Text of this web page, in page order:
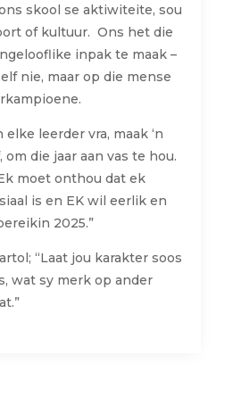
skool se aktiwiteite, sou
of kultuur. Ons het die
inpak te maak–
nie, maar op die mense
elke leerder vra, maak‘n
, om die jaar aan vas te hou.
moet onthou datek
is en EK wil eerliken
in 2025.”
“Laat jou karakter soos
wat symerk op ander
.”